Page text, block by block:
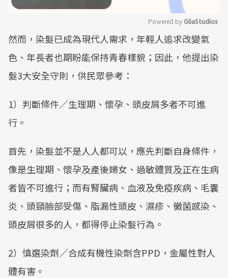
Mute
Powered by GliaStudios
然而，染髮已成為現代人需求，年輕人追求改變氣
色、年長者也期盼能保持青春樣貌；因此，他提出染
髮3大安全守則，供民眾參考：
1）判斷條件／生理期、懷孕、頭皮屑多者不可進
行。
首先，染髮並不是人人都可以，應先判斷自身條件，
像是生理期、懷孕及產後婦女、過敏體質及正在生病
者皆不可進行；而有腎臟病、血液及免疫疾病、毛囊
炎、頭頸臉部受傷、脂漏性頭皮、濕疹、黴菌感染、
頭皮屑很多的人，都得停止染髮行為。
2）慎選染劑／合成有機性染劑含PPD，金屬性對人
體有害。